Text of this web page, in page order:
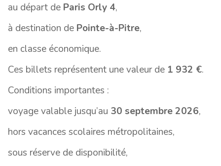
au départ de Paris Orly 4,
à destination de Pointe-à-Pitre,
en classe économique.
Ces billets représentent une valeur de 1 932 €.
Conditions importantes :
voyage valable jusqu’au 30 septembre 2026,
hors vacances scolaires métropolitaines,
sous réserve de disponibilité,